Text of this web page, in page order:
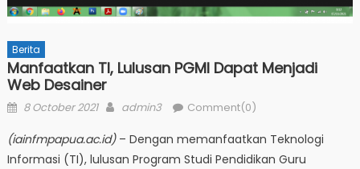
Berita
Manfaatkan TI, Lulusan PGMI Dapat Menjadi
Web Desainer
Posted
8 October 2021 Author
admin3 Comment(0)
(iainfmpapua.ac.id)– Dengan memanfaatkan Teknologi
Informasi (TI), lulusan Program Studi Pendidikan Guru